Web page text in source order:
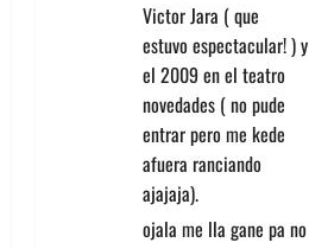
Victor Jara ( que
estuvo espectacular! ) y
el 2009 en el teatro
novedades ( no pude
entrar pero me kede
afuera ranciando
ajajaja).
ojala me lla gane pa no